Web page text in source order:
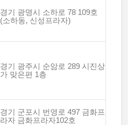
경기 광명시 소하로 78 109호
(소하동, 신성프라자)
경기 광주시 순암로 289 시진상
가 맞은편 1층
경기 군포시 번영로 497 금화프
라자 금화프라자102호